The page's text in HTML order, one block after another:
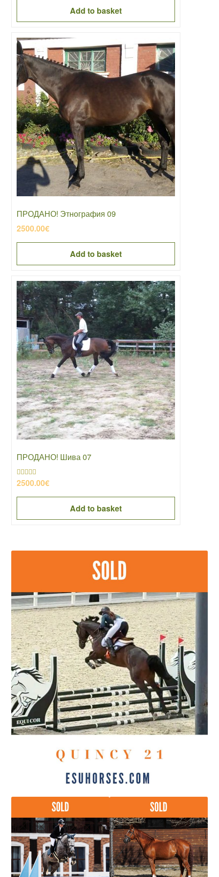
9000.00€.
is:
1000.00€.
Add to basket
ПРОДАНО! Этнография 09
2500.00€
Add to basket
ПРОДАНО! Шива 07
Rated4.50
2500.00€
Add to basket